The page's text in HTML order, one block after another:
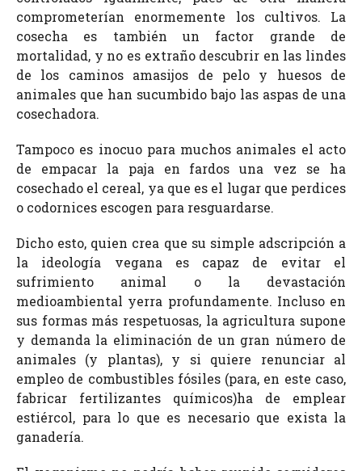
comprometerían enormemente los cultivos. La
cosecha es también un factor grande de
mortalidad, y no es extraño descubrir en las lindes
de los caminos amasijos de pelo y huesos de
animales que han sucumbido bajo las aspas de una
cosechadora.
Tampoco es inocuo para muchos animales el acto
de empacar la paja en fardos una vez se ha
cosechado el cereal, ya que es el lugar que perdices
o codornices escogen para resguardarse.
Dicho esto, quien crea que su simple adscripción a
la ideología vegana es capaz de evitar el
sufrimiento animal o la devastación
medioambiental yerra profundamente. Incluso en
sus formas más respetuosas, la agricultura supone
y demanda la eliminación de un gran número de
animales (y plantas), y si quiere renunciar al
empleo de combustibles fósiles (para, en este caso,
fabricar fertilizantes químicos)ha de emplear
estiércol, para lo que es necesario que exista la
ganadería.